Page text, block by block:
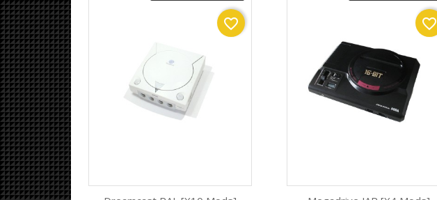
favorite_border favorite_border